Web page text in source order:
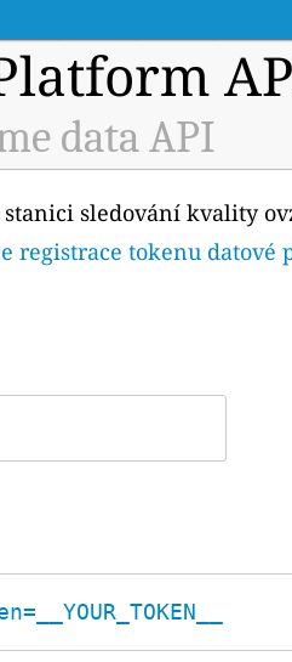
data API
sledování kvality
registrace tokenu datové